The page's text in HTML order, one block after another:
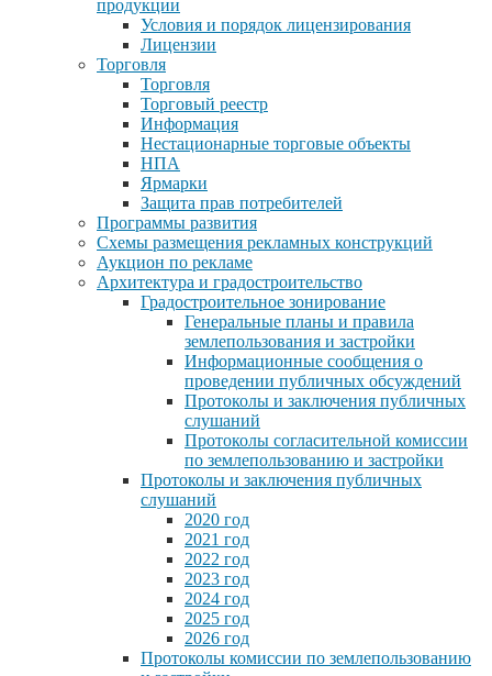
продукции
Условия и порядок лицензирования
Лицензии
Торговля
Торговля
Торговый реестр
Информация
Нестационарные торговые объекты
НПА
Ярмарки
Защита прав потребителей
Программы развития
Схемы размещения рекламных конструкций
Аукцион по рекламе
Архитектура и градостроительство
Градостроительное зонирование
Генеральные планы и правила
землепользования и застройки
Информационные сообщения о
проведении публичных обсуждений
Протоколы и заключения публичных
слушаний
Протоколы согласительной комиссии
по землепользованию и застройки
Протоколы и заключения публичных
слушаний
2020 год
2021 год
2022 год
2023 год
2024 год
2025 год
2026 год
Протоколы комиссии по землепользованию